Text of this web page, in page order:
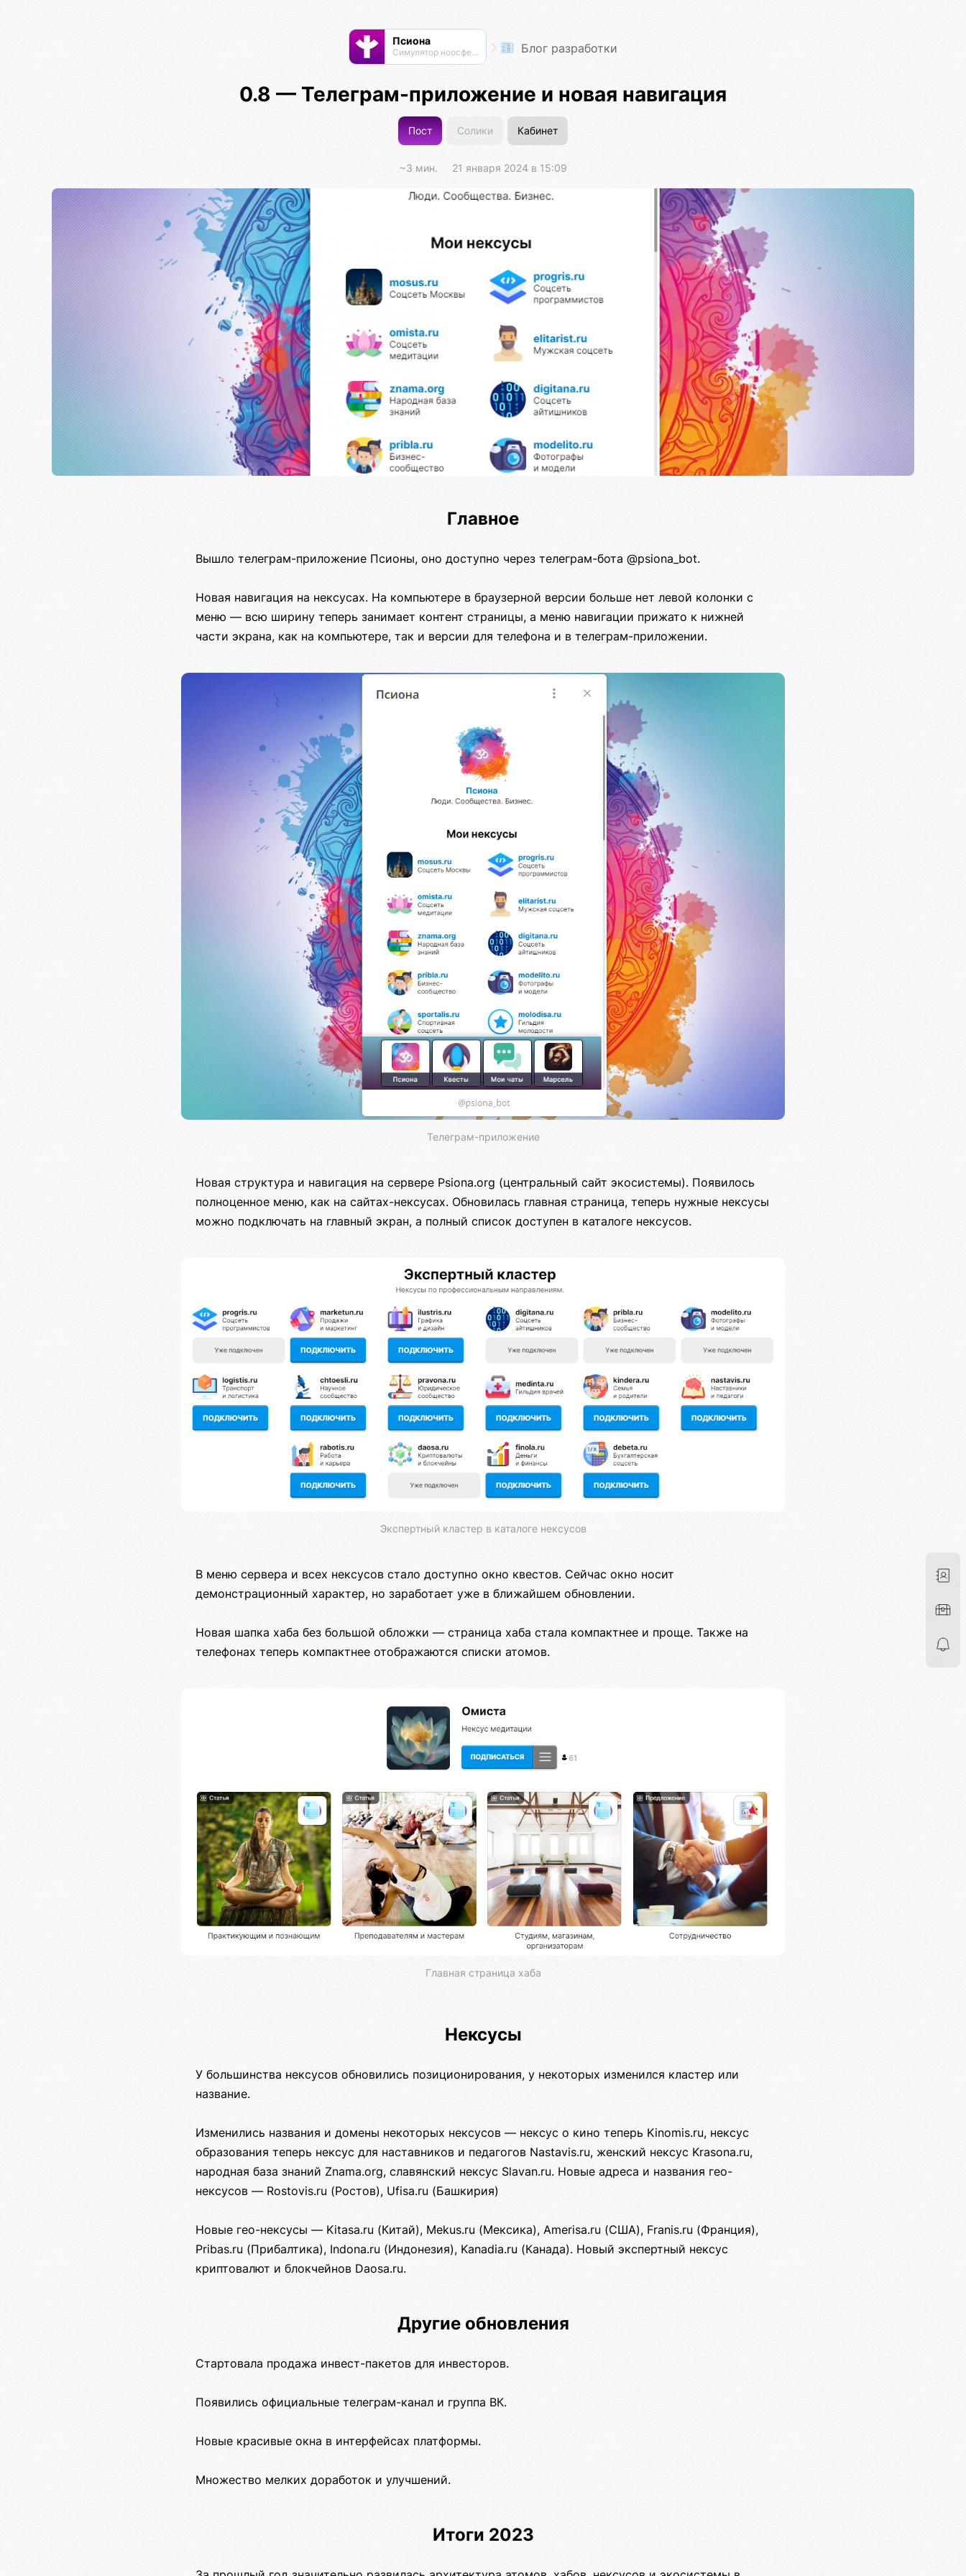
Псиона
Cимулятор ноосферы Блог разработки
0.8 — Телеграм-приложение и новая навигация
Пост Солики Кабинет
~3 мин. 21 января 2024 в 15:09
Главное
Вышло телеграм-приложение Псионы, оно доступно через телеграм-бота @psiona_bot.
Новая навигация на нексусах. На компьютере в браузерной версии больше нет левой колонки с
меню — всю ширину теперь занимает контент страницы, а меню навигации прижато к нижней
части экрана, как на компьютере, так и версии для телефона и в телеграм-приложении.
Телеграм-приложение
Новая структура и навигация на сервере Psiona.org (центральный сайт экосистемы). Появилось
полноценное меню, как на сайтах-нексусах. Обновилась главная страница, теперь нужные нексусы
можно подключать на главный экран, а полный список доступен в каталоге нексусов.
Экспертный кластер в каталоге нексусов
В меню сервера и всех нексусов стало доступно окно квестов. Сейчас окно носит
демонстрационный характер, но заработает уже в ближайшем обновлении.
Новая шапка хаба без большой обложки — страница хаба стала компактнее и проще. Также на
телефонах теперь компактнее отображаются списки атомов.
Главная страница хаба
Нексусы
У большинства нексусов обновились позиционирования, у некоторых изменился кластер или
название.
Изменились названия и домены некоторых нексусов — нексус о кино теперь Kinomis.ru, нексус
образования теперь нексус для наставников и педагогов Nastavis.ru, женский нексус Krasona.ru,
народная база знаний Znama.org, славянский нексус Slavan.ru. Новые адреса и названия гео-
нексусов — Rostovis.ru (Ростов), Ufisa.ru (Башкирия)
Новые гео-нексусы — Kitasa.ru (Китай), Mekus.ru (Мексика), Amerisa.ru (США), Franis.ru (Франция),
Pribas.ru (Прибалтика), Indona.ru (Индонезия), Kanadia.ru (Канада). Новый экспертный нексус
криптовалют и блокчейнов Daosa.ru.
Другие обновления
Стартовала продажа инвест-пакетов для инвесторов.
Появились официальные телеграм-канал и группа ВК.
Новые красивые окна в интерфейсах платформы.
Множество мелких доработок и улучшений.
Итоги 2023